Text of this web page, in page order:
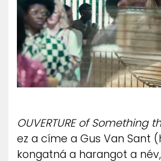
ZENE
IMPRESSZUM
PR-ARCHÍVUM
OUVERTURE of Something
ez a címe a Gus Van Sant
kongatná a harangot a